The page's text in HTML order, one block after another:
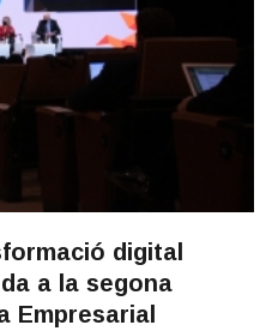
digital
a la segona
Empresarial